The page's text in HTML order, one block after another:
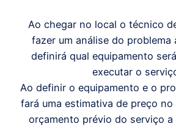
Ao chegar no local o técnico
fazer um análise do problema
definirá qual equipamento
executar o
Ao definir o equipamento e o
fará uma estimativa de preço
orçamento prévio do serviço a